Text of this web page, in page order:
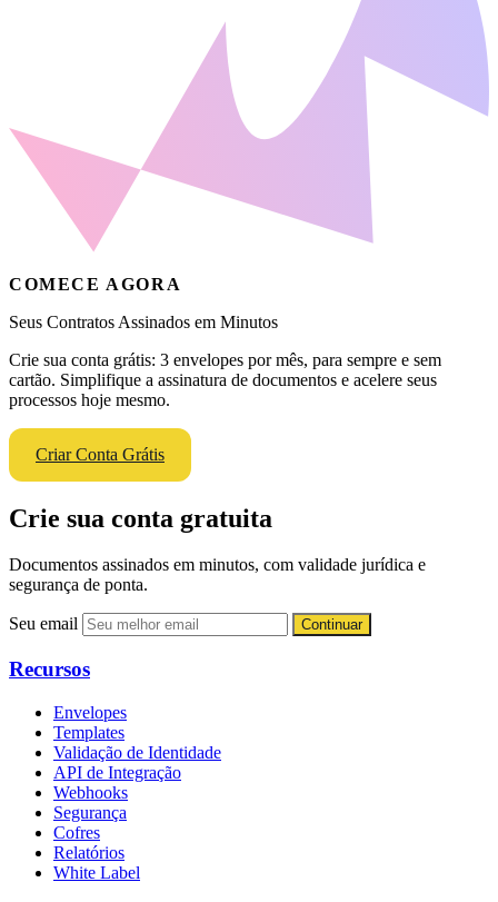
COMECE AGORA
Seus Contratos Assinados em Minutos
Crie sua conta grátis: 3 envelopes por mês, para sempre e sem
cartão. Simplifique a assinatura de documentos e acelere seus
processos hoje mesmo.
Criar Conta Grátis
Crie sua conta gratuita
Documentos assinados em minutos, com validade jurídica e
segurança de ponta.
Seu email Continuar
Recursos
Envelopes
Templates
Validação de Identidade
API de Integração
Webhooks
Segurança
Cofres
Relatórios
White Label